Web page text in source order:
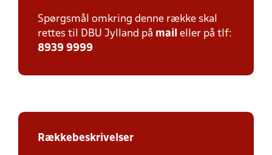
Spørgsmål omkring denne række skal
rettes til DBU Jylland på mail eller på tlf:
8939 9999
Rækkebeskrivelser